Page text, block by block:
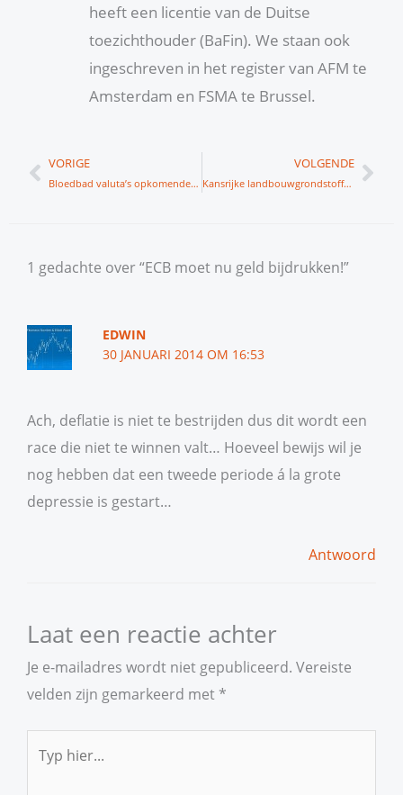
heeft een licentie van de Duitse
toezichthouder (BaFin). We staan ook
ingeschreven in het register van AFM te
Amsterdam en FSMA te Brussel.
Vorige
VORIGE
Bloedbad valuta’s opkomende markten
VOLGENDE
Kansrijke landbouwgrondstoffen
1 gedachte over “ECB moet nu geld bijdrukken!”
EDWIN
30 JANUARI 2014 OM 16:53
Ach, deflatie is niet te bestrijden dus dit wordt een
race die niet te winnen valt… Hoeveel bewijs wil je
nog hebben dat een tweede periode á la grote
depressie is gestart…
Antwoord
Laat een reactie achter
Je e-mailadres wordt niet gepubliceerd. Vereiste
velden zijn gemarkeerd met *
hier...